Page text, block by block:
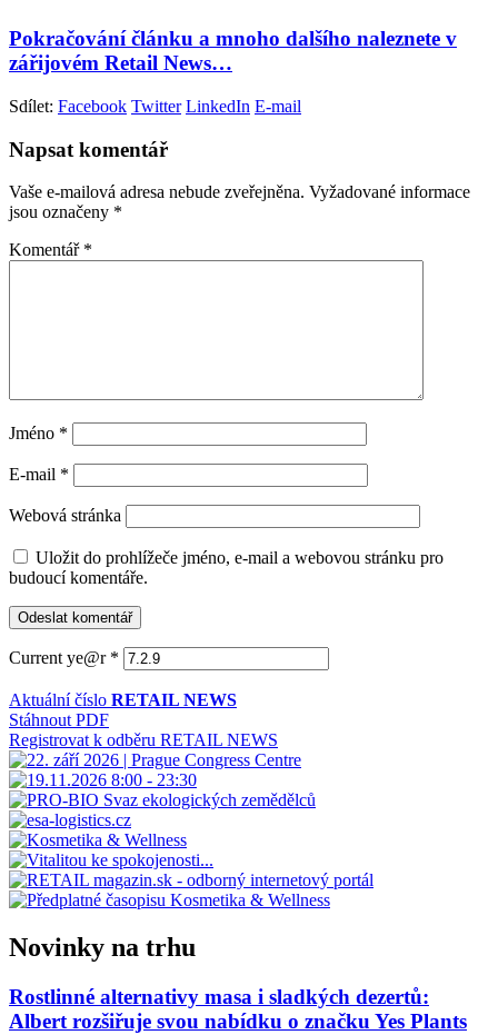
Pokračování článku a mnoho dalšího naleznete v
zářijovém Retail News…
Sdílet: Facebook Twitter LinkedIn E-mail
Napsat komentář
Vaše e-mailová adresa nebude zveřejněna. Vyžadované informace
jsou označeny *
Komentář *
Jméno *
E-mail *
Webová stránka
Uložit do prohlížeče jméno, e-mail a webovou stránku pro
budoucí komentáře.
Current ye@r *
Aktuální číslo RETAIL NEWS
Stáhnout PDF
Registrovat k odběru RETAIL NEWS
Novinky na trhu
Rostlinné alternativy masa i sladkých dezertů:
Albert rozšiřuje svou nabídku o značku Yes Plants